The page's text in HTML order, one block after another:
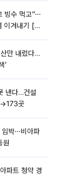
빙수 먹고”⋯
이겨내기 [르
산만 내렸다…
’
낸다…건설
곳
임박⋯비아파
원
파트 청약 경